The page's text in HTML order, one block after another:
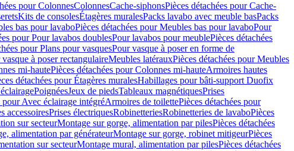
pour ColonnesColonnesCache-siphonsPièces détachées pour Cache-
Kits de consolesÉtagères muralesPacks lavabo avec meuble basPacks
bas pour lavaboPièces détachées pour Meubles bas pour lavaboPour
pour Pour lavabos doublesPour lavabos pour meublePièces détachées
pour Plans pour vasquesPour vasque à poser en forme de
à poser rectangulaireMeubles latérauxPièces détachées pour Meubles
mi-hautePièces détachées pour Colonnes mi-hauteArmoires hautes
détachées pour Étagères muralesHabillages pour bâti-support Duofix
PoignéesJeux de piedsTableaux magnétiquesPrises
pour Avec éclairage intégréArmoires de toilettePièces détachées pour
accessoiresPrises électriquesRobinetteriesRobinetteries de lavaboPièces
sur secteurMontage sur gorge, alimentation par pilesPièces détachées
alimentation par générateurMontage sur gorge, robinet mitigeurPièces
sur secteurMontage mural, alimentation par pilesPièces détachées